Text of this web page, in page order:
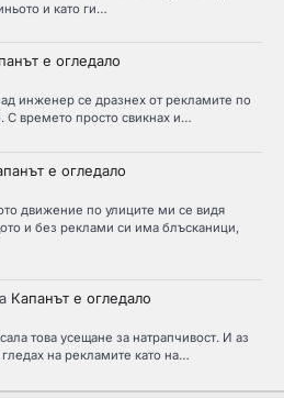
и като ги…
е огледало
инженер се дразнех от рекламите по
С времето просто свикнах и…
е огледало
движение по улиците ми се видя
и без реклами си има блъсканици,
Капанът е огледало
това усещане за натрапчивост. И аз
на рекламите като на…